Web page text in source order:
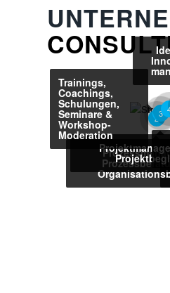
2 3
Trainings,
Coachings,
Schulungen,
Seminare &
Workshop-
Moderation